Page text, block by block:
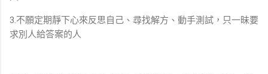
3.不願定期靜下心來反思自己、尋找解方、動手測試，只一昧要
求別人給答案的人